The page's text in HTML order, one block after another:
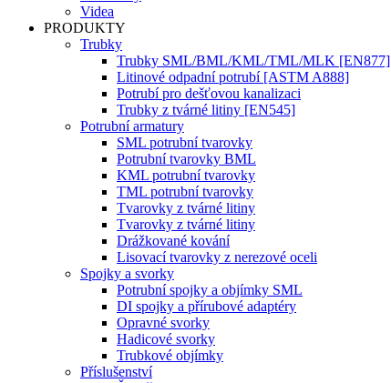
Videa
PRODUKTY
Trubky
Trubky SML/BML/KML/TML/MLK [EN877]
Litinové odpadní potrubí [ASTM A888]
Potrubí pro dešťovou kanalizaci
Trubky z tvárné litiny [EN545]
Potrubní armatury
SML potrubní tvarovky
Potrubní tvarovky BML
KML potrubní tvarovky
TML potrubní tvarovky
Tvarovky z tvárné litiny
Tvarovky z tvárné litiny
Drážkované kování
Lisovací tvarovky z nerezové oceli
Spojky a svorky
Potrubní spojky a objímky SML
DI spojky a přírubové adaptéry
Opravné svorky
Hadicové svorky
Trubkové objímky
Příslušenství